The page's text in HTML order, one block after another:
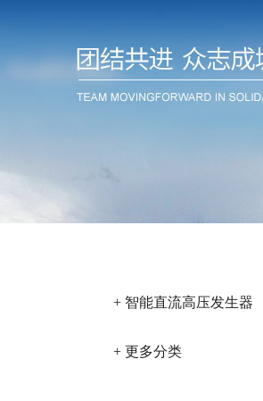
+ 智能直流高压发生器
+ 更多分类